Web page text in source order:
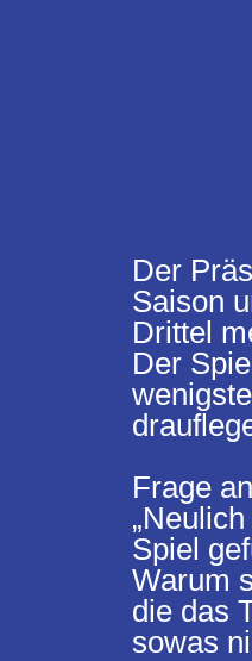
Der
Saison
Drittel
Der
Frage
Spiel
Warum
die das
sowas